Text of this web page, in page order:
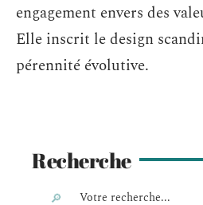
engagement envers des
Elle inscrit le design
pérennité évolutive.
Recherche